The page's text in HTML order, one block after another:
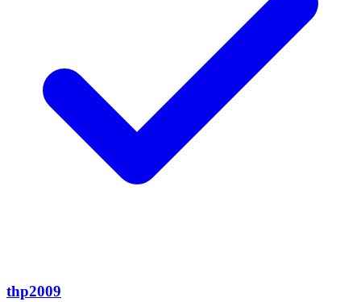
thp2009